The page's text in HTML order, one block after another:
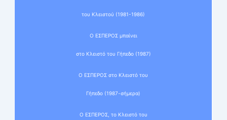
του Κλειστού (1981-1986)
Ο ΕΣΠΕΡΟΣ μπαίνει
στο Κλειστό του Γήπεδο (1987)
Ο ΕΣΠΕΡΟΣ στο Κλειστό του
Γήπεδο (1987-σήμερα)
Ο ΕΣΠΕΡΟΣ, το Κλειστό του